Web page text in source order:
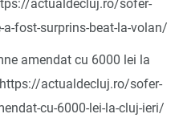
actualdecluj.ro/sofer-
a-fost-surprins-beat-la-volan/
amendat cu 6000 lei la
actualdecluj.ro/sofer-
cu-6000-lei-la-cluj-ieri/